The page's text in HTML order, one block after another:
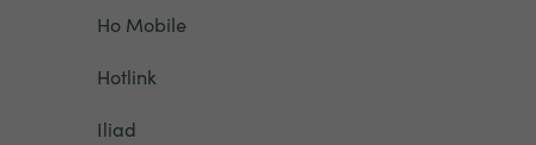
Ho Mobile
Hotlink
Iliad